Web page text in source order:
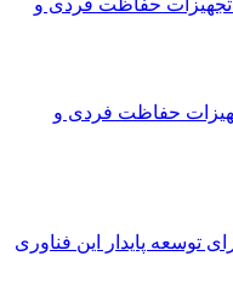
حفاظت فردی و